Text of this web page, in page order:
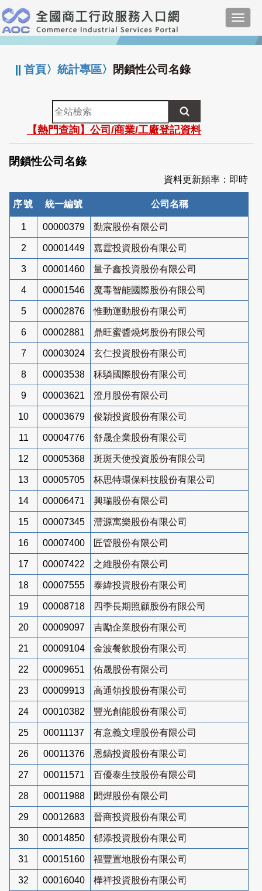
跳
到
主
要
:::
||首頁〉統計專區〉 閉鎖性公司名錄
全
站
檢
索
【熱門查詢】公司/商業/工廠登記資料
閉鎖性公司名錄
資料更新頻率：即時
序號 統一編號 公司名稱
1 00000379 勤宸股份有限公司
2 00001449 嘉霆投資股份有限公司
3 00001460 量子鑫投資股份有限公司
4 00001546 魔毒智能國際股份有限公司
5 00002876 惟動運動股份有限公司
6 00002881 鼎旺蜜醬燒烤股份有限公司
7 00003024 玄仁投資股份有限公司
8 00003538 秝驎國際股份有限公司
9 00003621 澄月股份有限公司
10 00003679 俊穎投資股份有限公司
11 00004776 舒晟企業股份有限公司
12 00005368 斑斑天使投資股份有限公司
13 00005705 杯思特環保科技股份有限公司
14 00006471 興瑞股份有限公司
15 00007345 灃源寓樂股份有限公司
16 00007400 匠管股份有限公司
17 00007422 之維股份有限公司
18 00007555 泰緯投資股份有限公司
19 00008718 四季長期照顧股份有限公司
20 00009097 吉勵企業股份有限公司
21 00009104 金波餐飲股份有限公司
22 00009651 佑晟股份有限公司
23 00009913 高通領投股份有限公司
24 00010382 豐光創能股份有限公司
25 00011137 有意義文理股份有限公司
26 00011376 恩鎬投資股份有限公司
27 00011571 百優泰生技股份有限公司
28 00011988 閎燁股份有限公司
29 00012683 晉商投資股份有限公司
30 00014850 郁添投資股份有限公司
31 00015160 福豐置地股份有限公司
32 00016040 樺祥投資股份有限公司